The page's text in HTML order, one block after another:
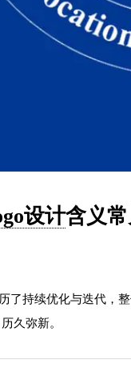
设计含义
了持续优化与迭代，
久弥新。